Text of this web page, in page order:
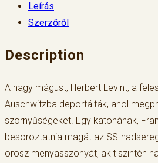
Leírás
Szerzőről
Description
A nagy mágust, Herbert Levint, a
Auschwitzba deportálták, ahol
szörnyűségeket. Egy katonának,
besoroztatnia magát az SS-
orosz menyasszonyát, akit szintén